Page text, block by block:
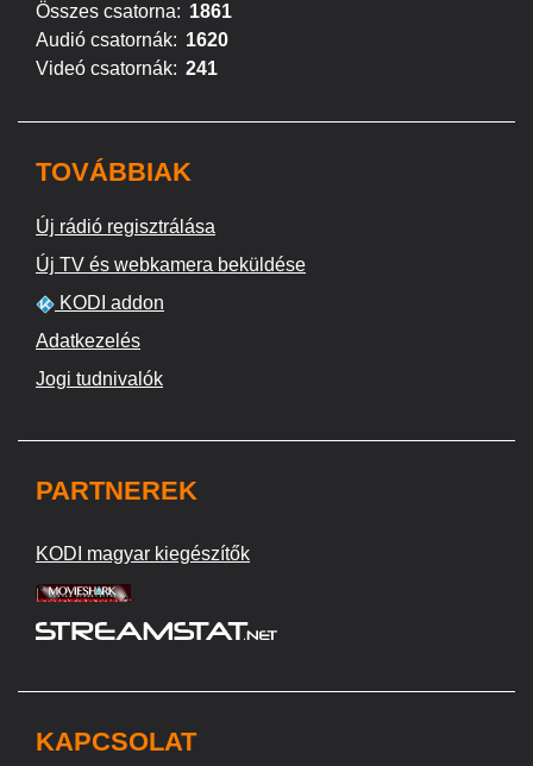
Összes csatorna: 1861
Audió csatornák: 1620
Videó csatornák: 241
TOVÁBBIAK
Új rádió regisztrálása
Új TV és webkamera beküldése
KODI addon
Adatkezelés
Jogi tudnivalók
PARTNEREK
KODI magyar kiegészítők
KAPCSOLAT